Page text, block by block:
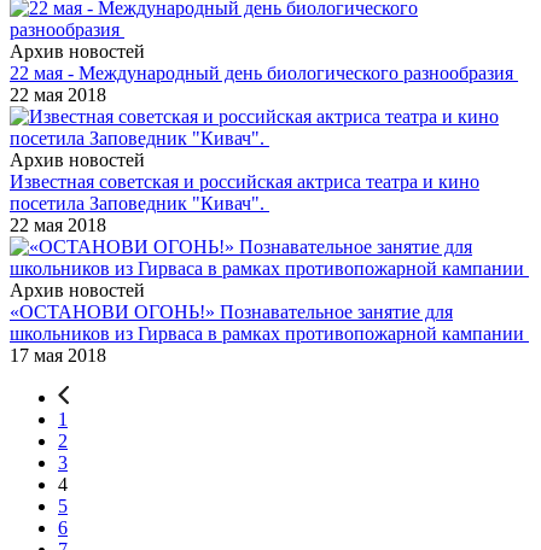
Архив новостей
22 мая - Международный день биологического разнообразия
22 мая 2018
Архив новостей
Известная советская и российская актриса театра и кино
посетила Заповедник "Кивач".
22 мая 2018
Архив новостей
«ОСТАНОВИ ОГОНЬ!» Познавательное занятие для
школьников из Гирваса в рамках противопожарной кампании
17 мая 2018
1
2
3
4
5
6